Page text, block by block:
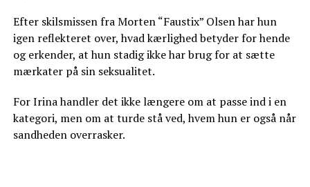
Efter skilsmissen fra Morten “Faustix” Olsen har hun
igen reflekteret over, hvad kærlighed betyder for hende
og erkender, at hun stadig ikke har brug for at sætte
mærkater på sin seksualitet.
For Irina handler det ikke længere om at passe ind i en
kategori, men om at turde stå ved, hvem hun er også når
sandheden overrasker.